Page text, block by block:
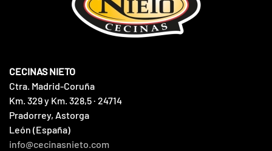
CECINAS NIETO
Ctra. Madrid-Coruña
Km. 329 y Km. 328,5 · 24714
Pradorrey, Astorga
León (España)
info@cecinasnieto.com